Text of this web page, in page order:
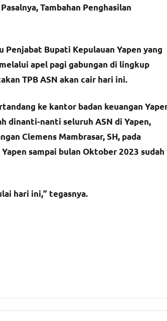
Tambahan Penghasilan
Bupati Kepulauan Yapen yang
apel pagi gabungan di lingkup
TPB ASN akan cair hari ini.
ke kantor badan keuangan
dinanti-nanti seluruh ASN di Yapen,
Clemens Mambrasar, SH, pada
sampai bulan Oktober 2023 sudah
hari ini,” tegasnya.